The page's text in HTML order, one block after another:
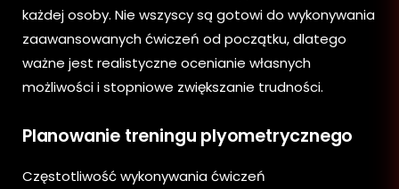
każdej osoby. Nie wszyscy są gotowi do wykonywania
zaawansowanych ćwiczeń od początku, dlatego
ważne jest realistyczne ocenianie własnych
możliwości i stopniowe zwiększanie trudności.
Planowanie treningu plyometrycznego
Częstotliwość wykonywania ćwiczeń